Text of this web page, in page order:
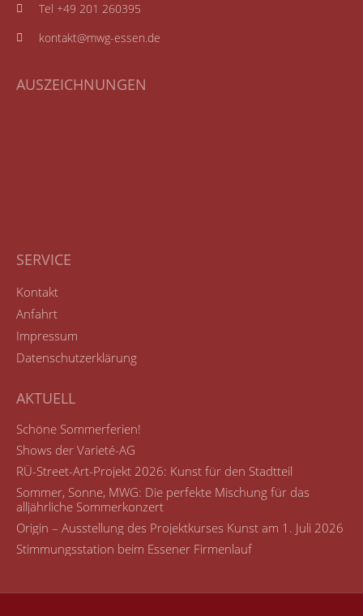
Tel +49 201 260395
kontakt@mwg-essen.de
AUSZEICHNUNGEN
SERVICE
Kontakt
Anfahrt
Impressum
Datenschutzerklärung
AKTUELL
Schöne Sommerferien!
Shows der Varieté-AG
RÜ-Street-Art-Projekt 2026: Kunst für den Stadtteil
Sommer, Sonne, MWG: Die perfekte Mischung für das
alljährliche Sommerkonzert
Origin – Ausstellung des Projektkurses Kunst am 1. Juli 2026
Stimmungsstation beim Essener Firmenlauf